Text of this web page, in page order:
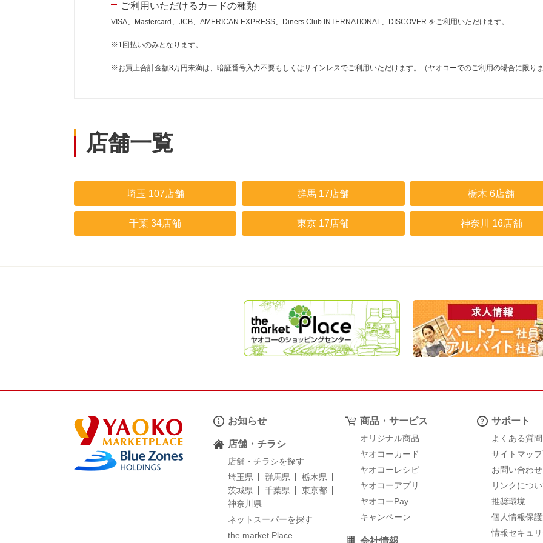
ご利用いただけるカードの種類
VISA、Mastercard、JCB、AMERICAN EXPRESS、Diners Club INTERNATIONAL、DISCOVER をご利用いただけます。
※1回払いのみとなります。
※お買上合計金額3万円未満は、暗証番号入力不要もしくはサインレスでご利用いただけます。（ヤオコーでのご利用の場合に限りま
店舗一覧
埼玉 107店舗 群馬 17店舗 栃木 6店舗
千葉 34店舗 東京 17店舗 神奈川 16店舗
お知らせ
店舗・チラシ
店舗・チラシを探す
埼玉県
群馬県
栃木県
茨城県
千葉県
東京都
神奈川県
ネットスーパーを探す
the market Place
商品・サービス
オリジナル商品
ヤオコーカード
ヤオコーレシピ
ヤオコーアプリ
ヤオコーPay
キャンペーン
会社情報
サポート
よくある質問
サイトマップ
お問い合わせ
リンクにつ
推奨環境
個人情報保
情報セキュ